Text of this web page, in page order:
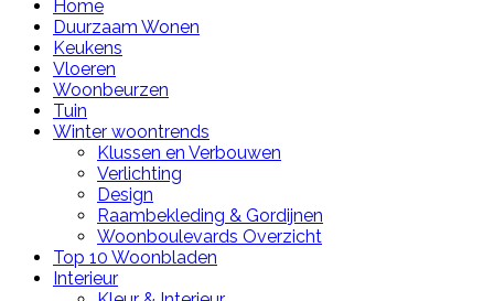
Home
Duurzaam Wonen
Keukens
Vloeren
Woonbeurzen
Tuin
Winter woontrends
Klussen en Verbouwen
Verlichting
Design
Raambekleding & Gordijnen
Woonboulevards Overzicht
Top 10 Woonbladen
Interieur